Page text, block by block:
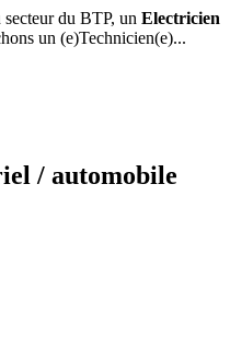
du BTP, un Electricien
un (e)Technicien(e)...
/ automobile